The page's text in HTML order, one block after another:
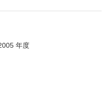
年度